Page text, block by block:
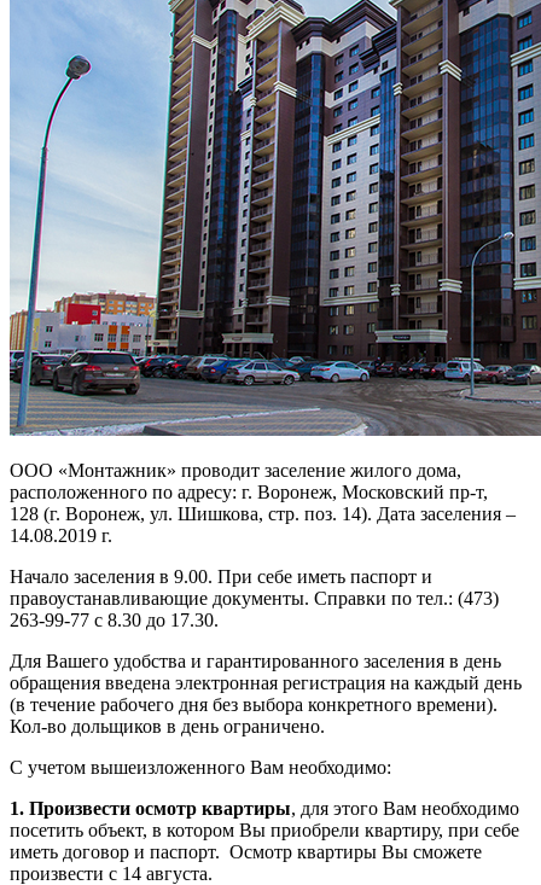
ООО «Монтажник» проводит заселение жилого дома,
расположенного по адресу: г. Воронеж, Московский пр-т,
128 (г. Воронеж, ул. Шишкова, стр. поз. 14). Дата заселения –
14.08.2019 г.
Начало заселения в 9.00. При себе иметь паспорт и
правоустанавливающие документы. Справки по тел.: (473)
263-99-77 с 8.30 до 17.30.
Для Вашего удобства и гарантированного заселения в день
обращения введена электронная регистрация на каждый день
(в течение рабочего дня без выбора конкретного времени).
Кол-во дольщиков в день ограничено.
С учетом вышеизложенного Вам необходимо:
1. Произвести осмотр квартиры, для этого Вам необходимо
посетить объект, в котором Вы приобрели квартиру, при себе
иметь договор и паспорт. Осмотр квартиры Вы сможете
произвести с 14 августа.